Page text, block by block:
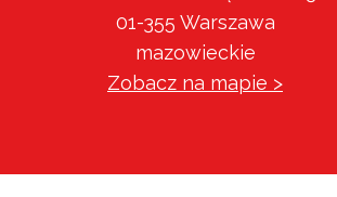
01-355 Warszawa
mazowieckie
Zobacz na mapie >